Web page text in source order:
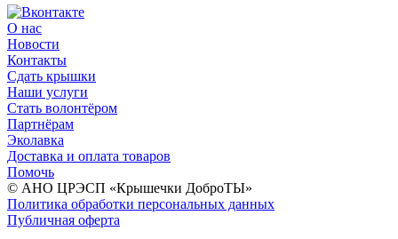
О нас
Новости
Контакты
Сдать крышки
Наши услуги
Стать волонтёром
Партнёрам
Эколавка
Доставка и оплата товаров
Помочь
© АНО ЦРЭСП «Крышечки ДоброТЫ»
Политика обработки персональных данных
Публичная оферта